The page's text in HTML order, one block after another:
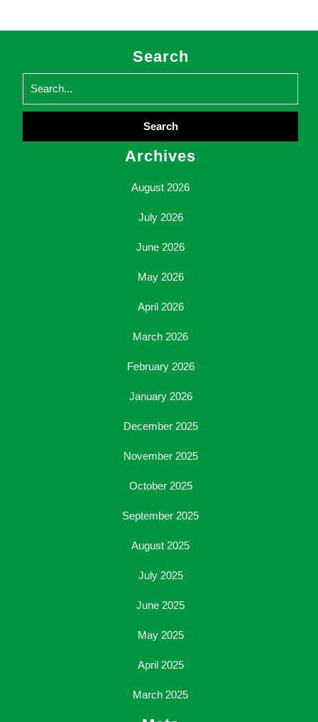
Search
for:
Archives
August 2026
July 2026
June 2026
May 2026
April 2026
March 2026
February 2026
January 2026
December 2025
November 2025
October 2025
September 2025
August 2025
July 2025
June 2025
May 2025
April 2025
March 2025